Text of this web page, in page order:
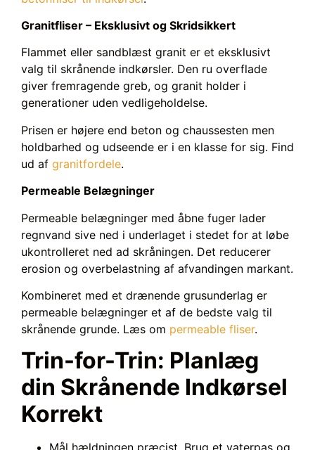
Granitfliser – Eksklusivt og Skridsikkert
Flammet eller sandblæst granit er et eksklusivt
valg til skrånende indkørsler. Den ru overflade
giver fremragende greb, og granit holder i
generationer uden vedligeholdelse.
Prisen er højere end beton og chaussesten men
holdbarhed og udseende er i en klasse for sig. Find
ud af granitfordele.
Permeable Belægninger
Permeable belægninger med åbne fuger lader
regnvand sive ned i underlaget i stedet for at løbe
ukontrolleret ned ad skråningen. Det reducerer
erosion og overbelastning af afvandingen markant.
Kombineret med et drænende grusunderlag er
permeable belægninger et af de bedste valg til
skrånende grunde. Læs om permeable fliser.
Trin-for-Trin: Planlæg
din Skrånende Indkørsel
Korrekt